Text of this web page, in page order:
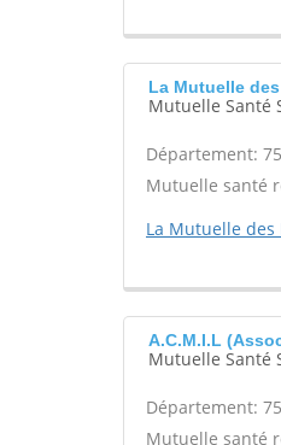
La Mutuelle
Mutuelle Santé
Département: 75
Mutuelle santé
La Mutuelle des
A.C.M.I.L
Mutuelle Santé
Département: 75
Mutuelle santé